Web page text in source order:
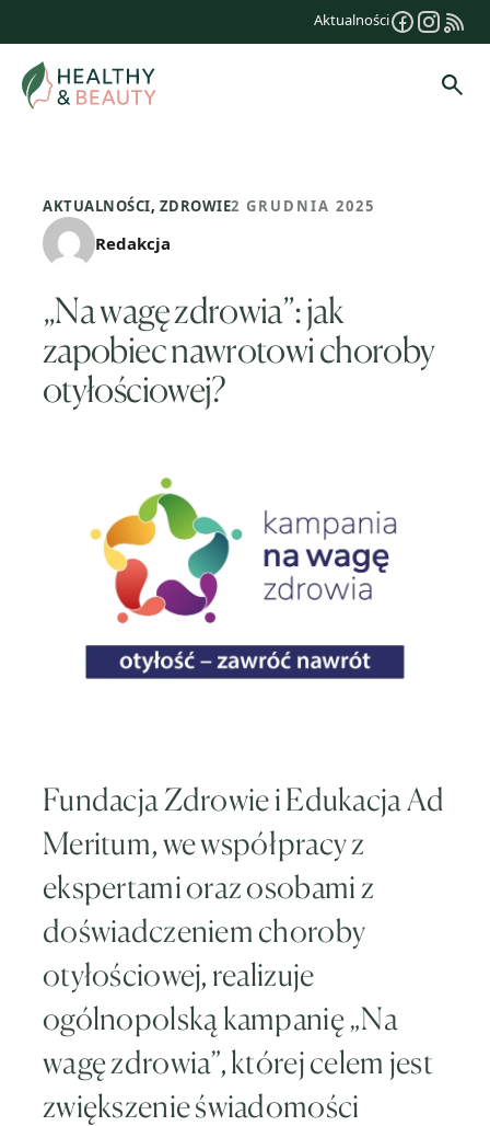
treści
Aktualności
AKTUALNOŚCI, ZDROWIE2 GRUDNIA 2025
Redakcja
„Na wagę zdrowia”: jak
zapobiec nawrotowi choroby
otyłościowej?
Fundacja Zdrowie i Edukacja Ad
Meritum, we współpracy z
ekspertami oraz osobami z
doświadczeniem choroby
otyłościowej, realizuje
ogólnopolską kampanię „Na
wagę zdrowia”, której celem jest
zwiększenie świadomości